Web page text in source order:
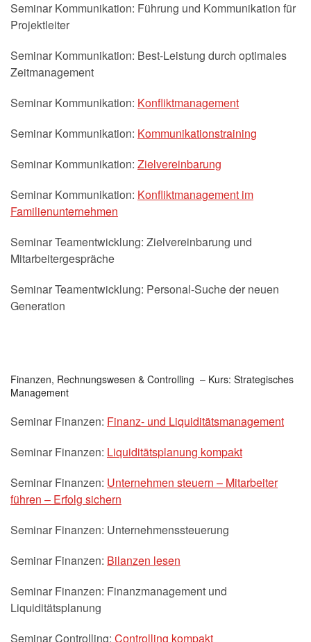
Seminar Kommunikation: Führung und Kommunikation für
Projektleiter
Seminar Kommunikation: Best-Leistung durch optimales
Zeitmanagement
Seminar Kommunikation: Konfliktmanagement
Seminar Kommunikation: Kommunikationstraining
Seminar Kommunikation: Zielvereinbarung
Seminar Kommunikation: Konfliktmanagement im
Familienunternehmen
Seminar Teamentwicklung: Zielvereinbarung und
Mitarbeitergespräche
Seminar Teamentwicklung: Personal-Suche der neuen
Generation
Finanzen, Rechnungswesen & Controlling – Kurs: Strategisches
Management
Seminar Finanzen: Finanz- und Liquiditätsmanagement
Seminar Finanzen: Liquiditätsplanung kompakt
Seminar Finanzen: Unternehmen steuern – Mitarbeiter
führen – Erfolg sichern
Seminar Finanzen: Unternehmenssteuerung
Seminar Finanzen: Bilanzen lesen
Seminar Finanzen: Finanzmanagement und
Liquiditätsplanung
Seminar Controlling: Controlling kompakt